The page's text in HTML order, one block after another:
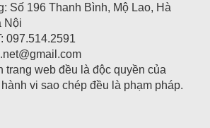
Số 196 Thanh Bình, Mộ Lao, Hà
Nội
097.514.2591
trang web đều là độc quyền của
vi sao chép đều là phạm pháp.